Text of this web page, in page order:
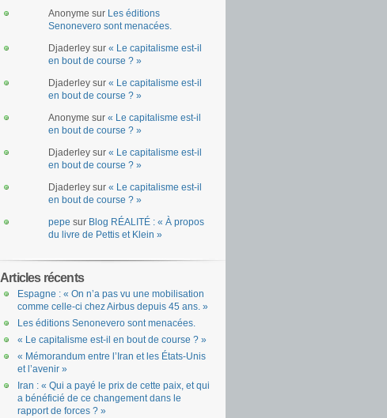
Anonyme sur Les éditions
Senonevero sont menacées.
Djaderley sur « Le capitalisme est-il
en bout de course ? »
Djaderley sur « Le capitalisme est-il
en bout de course ? »
Anonyme sur « Le capitalisme est-il
en bout de course ? »
Djaderley sur « Le capitalisme est-il
en bout de course ? »
Djaderley sur « Le capitalisme est-il
en bout de course ? »
pepe sur Blog RÉALITÉ : « À propos
du livre de Pettis et Klein »
Articles récents
Espagne : « On n’a pas vu une mobilisation
comme celle-ci chez Airbus depuis 45 ans. »
Les éditions Senonevero sont menacées.
« Le capitalisme est-il en bout de course ? »
« Mémorandum entre l’Iran et les États-Unis
et l’avenir »
Iran : « Qui a payé le prix de cette paix, et qui
a bénéficié de ce changement dans le
rapport de forces ? »